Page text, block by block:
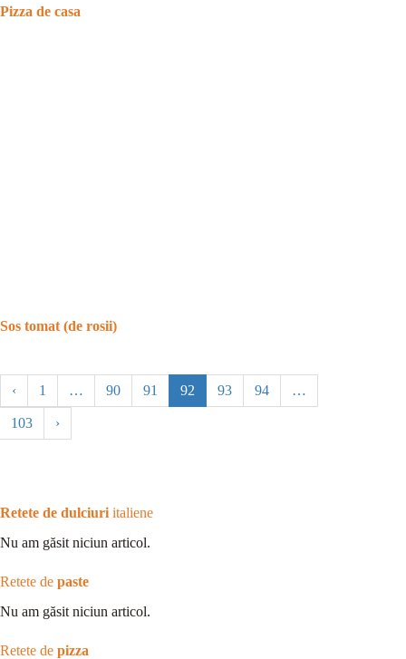
Pizza de casa
Sos tomat (de rosii)
‹ 1 … 90 91 92 93 94 …
103 ›
Retete de dulciuri italiene
Nu am găsit niciun articol.
Retete de paste
Nu am găsit niciun articol.
Retete de pizza